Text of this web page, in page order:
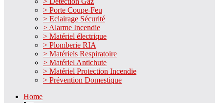
> Porte Coupe-Feu
> Eclairage Sécurité
> Alarme Incendie
> Matériel électrique
> Plomberie RIA
> Matériels Respiratoire
> Matériel Antichute
> Matériel Protection Incendie
> Prévention Domestique
Home